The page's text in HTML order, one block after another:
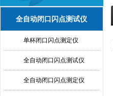
全自动闭口闪点测试仪
单杯闭口闪点测定仪
全自动闭口闪点测试仪
全自动闭口闪点测定仪